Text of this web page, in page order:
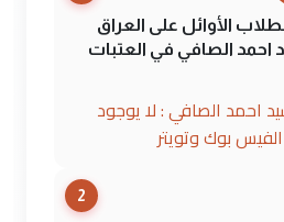
الأوائل على العراق
احمد الصافي في العتبات
احمد الصافي : لا يوجود
بوك وتويتر
2